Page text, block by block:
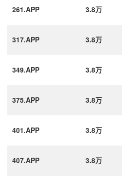
261.APP 3.8万
317.APP 3.8万
349.APP 3.8万
375.APP 3.8万
401.APP 3.8万
407.APP 3.8万